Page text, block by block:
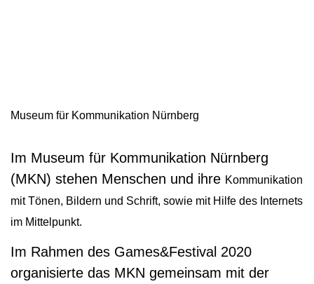
Museum für Kommunikation Nürnberg
Im Museum für Kommunikation Nürnberg
(MKN) stehen Menschen und ihre Kommunikation
mit Tönen, Bildern und Schrift, sowie mit Hilfe des Internets
im Mittelpunkt.
Im Rahmen des Games&Festival 2020
organisierte das MKN gemeinsam mit der